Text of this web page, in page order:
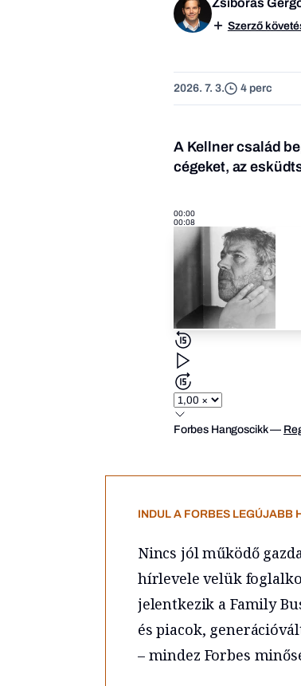
Szerző
2026. 7. 3. 4 perc
A Kellner család
cégeket, az
00:00
00:08
Forbes Hangoscikk—
INDUL A FORBES LEGÚJABB
Nincs jól működő
hírlevele velük
jelentkezik a Family
és piacok,
– mindez Forbes